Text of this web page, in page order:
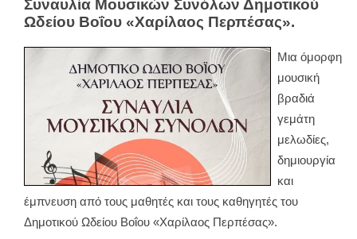
Συναυλία Μουσικών Συνόλων Δημοτικού
Ωδείου Βοΐου «Χαρίλαος Περπέσας».
Μια όμορφη
μουσική
βραδιά
γεμάτη
μελωδίες,
δημιουργία
και
έμπνευση από τους μαθητές και τους καθηγητές του
Δημοτικού Ωδείου Βοΐου «Χαρίλαος Περπέσας».